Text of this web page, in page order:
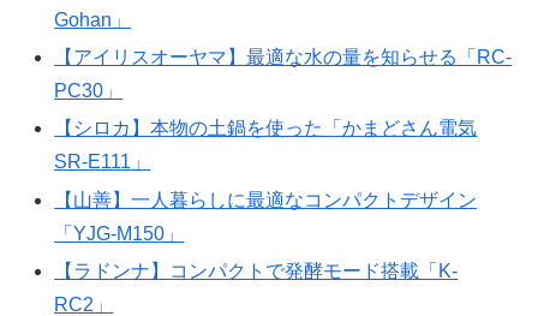
Gohan」
【アイリスオーヤマ】最適な水の量を知らせる「RC-
PC30」
【シロカ】本物の土鍋を使った「かまどさん電気
SR-E111」
【山善】一人暮らしに最適なコンパクトデザイン
「YJG-M150」
【ラドンナ】コンパクトで発酵モード搭載「K-
RC2」